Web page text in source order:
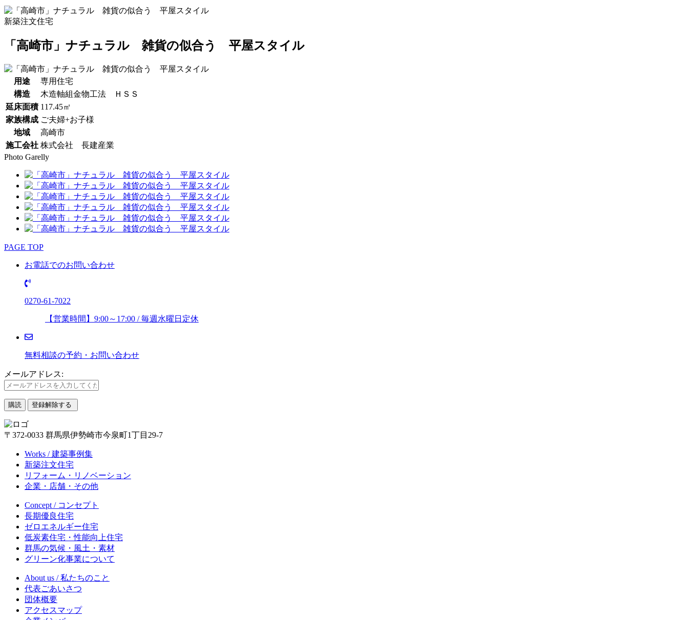
新築注文住宅
「高崎市」ナチュラル 雑貨の似合う 平屋スタイル
用途
専用住宅
構造
木造軸組金物工法 ＨＳＳ
延床面積 117.45㎡
家族構成 ご夫婦+お子様
地域
高崎市
施工会社 株式会社 長建産業
Photo Garelly
PAGE TOP
お電話でのお問い合わせ
0270-61-7022
【営業時間】9:00～17:00 / 毎週水曜日定休
無料相談の予約・お問い合わせ
メールアドレス:
〒372-0033 群馬県伊勢崎市今泉町1丁目29-7
Works / 建築事例集
新築注文住宅
リフォーム・リノベーション
企業・店舗・その他
Concept / コンセプト
長期優良住宅
ゼロエネルギー住宅
低炭素住宅・性能向上住宅
群馬の気候・風土・素材
グリーン化事業について
About us / 私たちのこと
代表ごあいさつ
団体概要
アクセスマップ